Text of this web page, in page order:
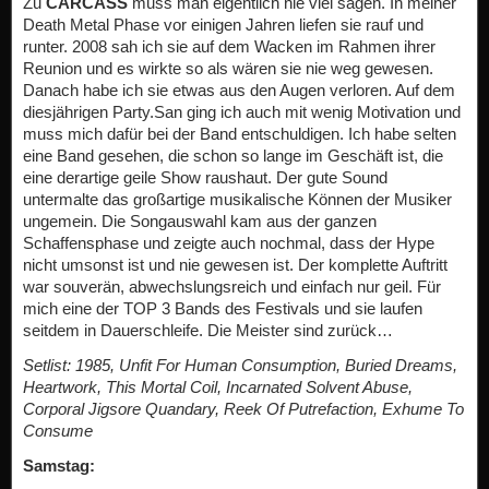
Death Metal Phase vor einigen Jahren liefen sie rauf und
runter. 2008 sah ich sie auf dem Wacken im Rahmen ihrer
Reunion und es wirkte so als wären sie nie weg gewesen.
Danach habe ich sie etwas aus den Augen verloren. Auf dem
diesjährigen Party.San ging ich auch mit wenig Motivation und
muss mich dafür bei der Band entschuldigen. Ich habe selten
eine Band gesehen, die schon so lange im Geschäft ist, die
eine derartige geile Show raushaut. Der gute Sound
untermalte das großartige musikalische Können der Musiker
ungemein. Die Songauswahl kam aus der ganzen
Schaffensphase und zeigte auch nochmal, dass der Hype
nicht umsonst ist und nie gewesen ist. Der komplette Auftritt
war souverän, abwechslungsreich und einfach nur geil. Für
mich eine der TOP 3 Bands des Festivals und sie laufen
seitdem in Dauerschleife. Die Meister sind zurück…
Setlist: 1985, UnfitFor Human Consumption, Buried Dreams,
Heartwork, This Mortal Coil, Incarnated Solvent Abuse,
Corporal Jigsore Quandary, Reek Of Putrefaction, Exhume To
Consume
Samstag: